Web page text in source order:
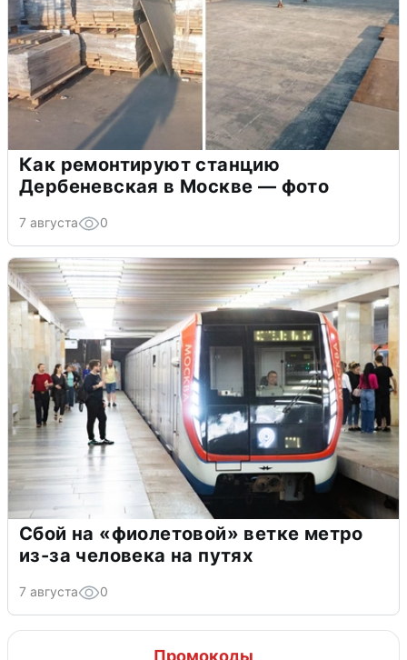
Как ремонтируют станцию
Дербеневская в Москве — фото
7 августа 0
Сбой на «фиолетовой» ветке метро
из-за человека на путях
7 августа 0
Промокоды